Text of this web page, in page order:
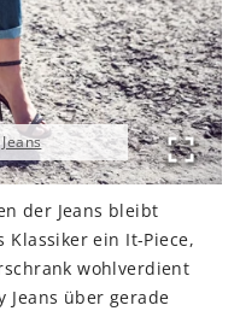
der Jeans bleibt
ein It-Piece,
wohlverdient
Jeans über gerade